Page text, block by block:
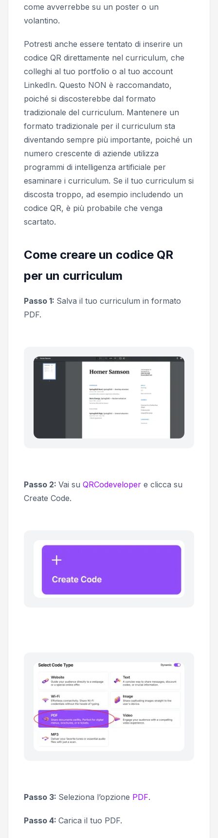
come avverrebbe su un poster o un
volantino.
Potresti anche essere tentato di inserire un
codice QR direttamente nel curriculum, che
colleghi al tuo portfolio o al tuo account
LinkedIn. Questo NON è raccomandato,
poiché si discosterebbe dal formato
tradizionale del curriculum. Mantenere un
formato tradizionale per il curriculum sta
diventando sempre più importante, poiché un
numero crescente di aziende utilizza
programmi di intelligenza artificiale per
esaminare i curriculum. Se il tuo curriculum si
discosta troppo, ad esempio includendo un
codice QR, è più probabile che venga
scartato.
Come creare un codice QR
per un curriculum
Passo 1: Salva il tuo curriculum in formato
PDF.
Passo 2: Vai su QRCodeveloper e clicca su
Create Code.
Passo 3: Seleziona l’opzione PDF.
Passo 4: Carica il tuo PDF.